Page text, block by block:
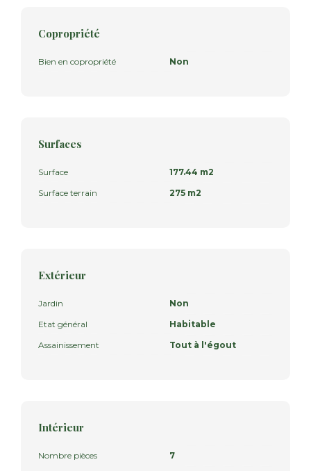
Copropriété
Bien en copropriété Non
Surfaces
Surface
177.44 m2
Surface terrain
275 m2
Extérieur
Jardin
Non
Etat général
Habitable
Assainissement
Tout à l'égout
Intérieur
Nombre pièces
7